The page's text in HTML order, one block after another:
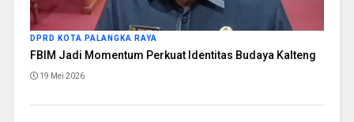
DPRD KOTA PALANGKA RAYA
FBIM Jadi Momentum Perkuat Identitas Budaya Kalteng
19 Mei 2026